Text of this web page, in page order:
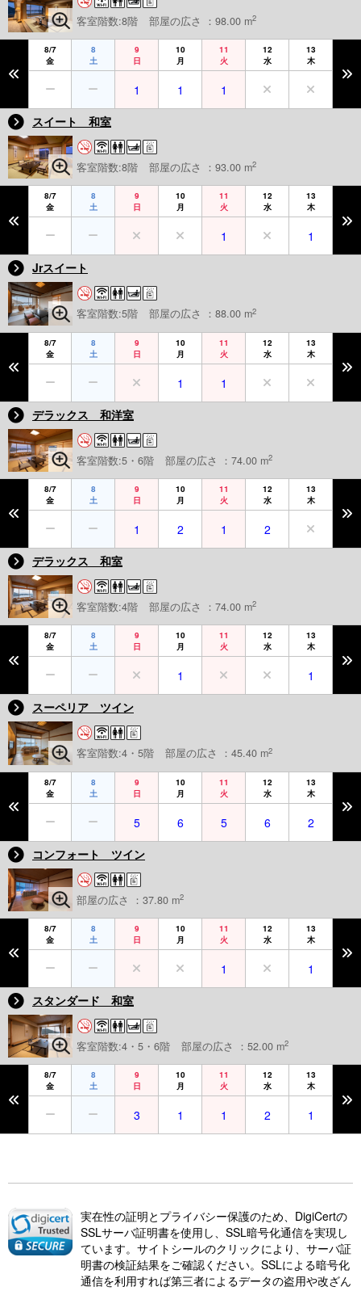
客室階数:8階 部屋の広さ ：98.00 m2
8/7
金
8
土
9
日
10
月
11
火
12
水
13
木
1 1
1
スイート 和室
客室階数:8階 部屋の広さ ：93.00 m2
8/7
金
8
土
9
日
10
月
11
火
12
水
13
木
1
1
Jrスイート
客室階数:5階 部屋の広さ ：88.00 m2
8/7
金
8
土
9
日
10
月
11
火
12
水
13
木
1
1
デラックス 和洋室
客室階数:5・6階 部屋の広さ ：74.00 m2
8/7
金
8
土
9
日
10
月
11
火
12
水
13
木
1 2 1
2
デラックス 和室
客室階数:4階 部屋の広さ ：74.00 m2
8/7
金
8
土
9
日
10
月
11
火
12
水
13
木
1
1
スーペリア ツイン
客室階数:4・5階 部屋の広さ ：45.40 m2
8/7
金
8
土
9
日
10
月
11
火
12
水
13
木
5 6 5 6
2
コンフォート ツイン
部屋の広さ ：37.80 m2
8/7
金
8
土
9
日
10
月
11
火
12
水
13
木
1
1
スタンダード 和室
客室階数:4・5・6階 部屋の広さ ：52.00 m2
8/7
金
8
土
9
日
10
月
11
火
12
水
13
木
3 1 1 2 1
実在性の証明とプライバシー保護のため、DigiCertの
SSLサーバ証明書を使用し、SSL暗号化通信を実現し
ています。サイトシールのクリックにより、サーバ証
明書の検証結果をご確認ください。SSLによる暗号化
通信を利用すれば第三者によるデータの盗用や改ざん